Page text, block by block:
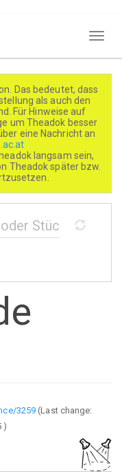
Das bedeutet, dass
als auch den
Für Hinweise auf
um Theadok besser
eine Nachricht an
langsam sein,
Theadok später bzw.
3259(Last change:
)